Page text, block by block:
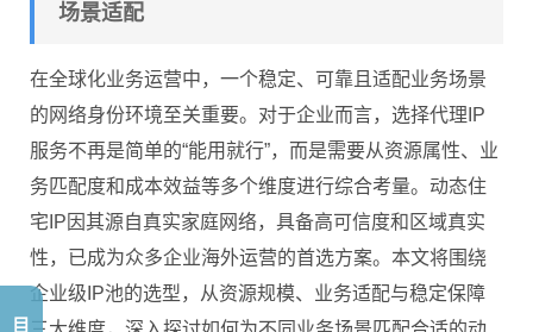
场景适配
在全球化业务运营中，一个稳定、可靠且适配业务场景
的网络身份环境至关重要。对于企业而言，选择代理IP
服务不再是简单的“能用就行”，而是需要从资源属性、业
务匹配度和成本效益等多个维度进行综合考量。动态住
宅IP因其源自真实家庭网络，具备高可信度和区域真实
性，已成为众多企业海外运营的首选方案。本文将围绕
企业级IP池的选型，从资源规模、业务适配与稳定保障
目